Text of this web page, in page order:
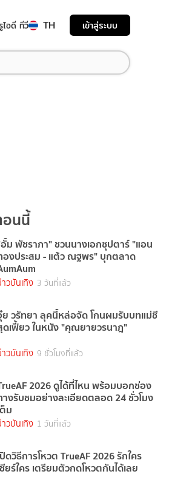
อดี ทีวี TH เข้าสู่ระบบ
นนี้
ม พัชราภา" ชวนนางเอกซุปตาร์ "แอน
องประสม - แต้ว ณฐพร" บุกตลาด
วบันเทิง 3 วันที่แล้ว
ย วรัทยา ลุคนี้หล่อจัด โกนผมรับบทแม่ชี
ดเฟี้ยว ในหนัง "คุณยายวรนาฎ"
วบันเทิง 9 ชั่วโมงที่แล้ว
2026 ดูได้ที่ไหน พร้อมบอกช่อง
างรับชมอย่างละเอียดตลอด 24 ชั่วโมง
ม
วบันเทิง 1 วันที่แล้ว
ดวิธีการโหวต TrueAF 2026 รักใคร
ยร์ใคร เตรียมตัวกดโหวตกันได้เลย